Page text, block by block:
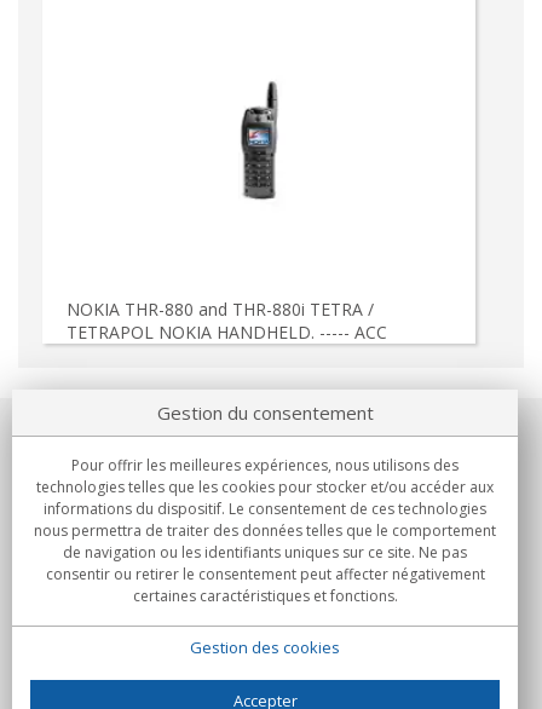
NOKIA THR-880 and THR-880i TETRA /
TETRAPOL NOKIA HANDHELD. ----- ACC
Notre société
Engagements
Achats
Gestion du consentement
Pour offrir les meilleures expériences, nous utilisons des
technologies telles que les cookies pour stocker et/ou accéder aux
informations du dispositif. Le consentement de ces technologies
nous permettra de traiter des données telles que le comportement
de navigation ou les identifiants uniques sur ce site. Ne pas
consentir ou retirer le consentement peut affecter négativement
certaines caractéristiques et fonctions.
Gestion des cookies
Accepter